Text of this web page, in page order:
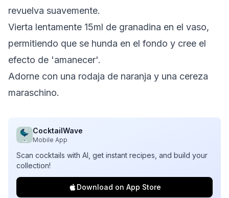
revuelva suavemente.
Vierta lentamente 15ml de granadina en el vaso,
permitiendo que se hunda en el fondo y cree el
efecto de 'amanecer'.
Adorne con una rodaja de naranja y una cereza
maraschino.
CocktailWave
Mobile App
Scan cocktails with AI, get instant recipes, and build your
collection!
Download on App Store